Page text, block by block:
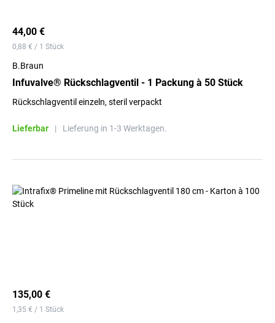
44,00 €
0,88 € / 1 Stück
B.Braun
Infuvalve® Rückschlagventil - 1 Packung à 50 Stück
Rückschlagventil einzeln, steril verpackt
Lieferbar | Lieferung in 1-3 Werktagen.
135,00 €
1,35 € / 1 Stück